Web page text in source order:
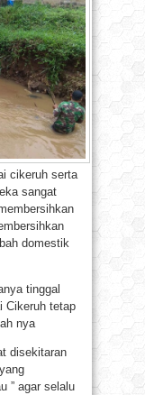
cikeruh serta
sangat
domestik
tinggal
Cikeruh tetap
nya
disekitaran
” agar selalu